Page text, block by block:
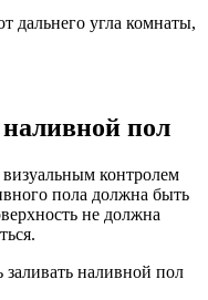
дальнего угла комнаты,
пол
контролем
пола должна быть
не должна
заливать наливной пол